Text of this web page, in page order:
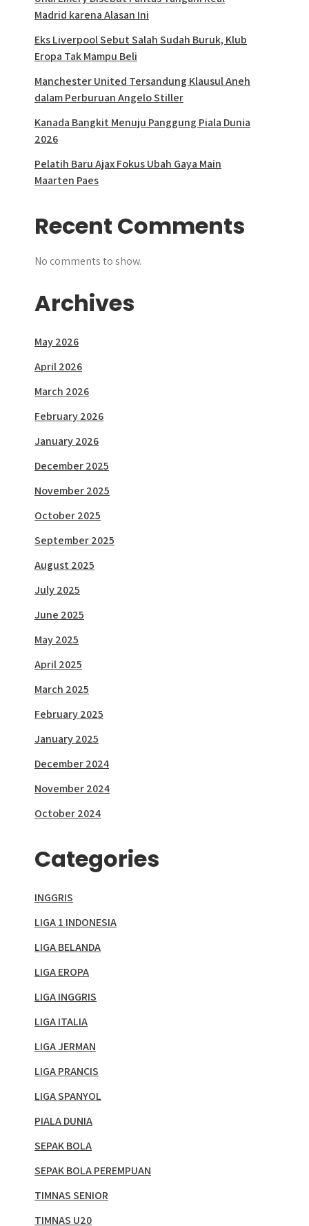
Madrid karena Alasan Ini
Eks Liverpool Sebut Salah Sudah Buruk, Klub
Eropa Tak Mampu Beli
Manchester United Tersandung Klausul Aneh
dalam Perburuan Angelo Stiller
Kanada Bangkit Menuju Panggung Piala Dunia
2026
Pelatih Baru Ajax Fokus Ubah Gaya Main
Maarten Paes
Recent Comments
No comments to show.
Archives
May 2026
April 2026
March 2026
February 2026
January 2026
December 2025
November 2025
October 2025
September 2025
August 2025
July 2025
June 2025
May 2025
April 2025
March 2025
February 2025
January 2025
December 2024
November 2024
October 2024
Categories
INGGRIS
LIGA 1 INDONESIA
LIGA BELANDA
LIGA EROPA
LIGA INGGRIS
LIGA ITALIA
LIGA JERMAN
LIGA PRANCIS
LIGA SPANYOL
PIALA DUNIA
SEPAK BOLA
SEPAK BOLA PEREMPUAN
TIMNAS SENIOR
TIMNAS U20